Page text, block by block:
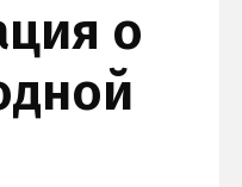
о